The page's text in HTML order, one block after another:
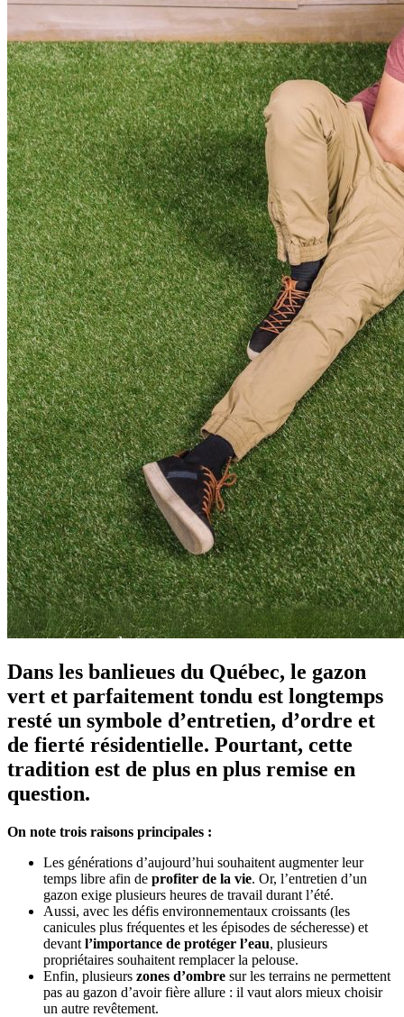
Dans les banlieues du Québec, le gazon
vert et parfaitement tondu est longtemps
resté un symbole d’entretien, d’ordre et
de fierté résidentielle. Pourtant, cette
tradition est de plus en plus remise en
question.
On note trois raisons principales :
Les générations d’aujourd’hui souhaitent augmenter leur
temps libre afin de profiter de la vie. Or, l’entretien d’un
gazon exige plusieurs heures de travail durant l’été.
Aussi, avec les défis environnementaux croissants (les
canicules plus fréquentes et les épisodes de sécheresse) et
devant l’importance de protéger l’eau, plusieurs
propriétaires souhaitent remplacer la pelouse.
Enfin, plusieurs zones d’ombre sur les terrains ne permettent
pas au gazon d’avoir fière allure : il vaut alors mieux choisir
un autre revêtement.